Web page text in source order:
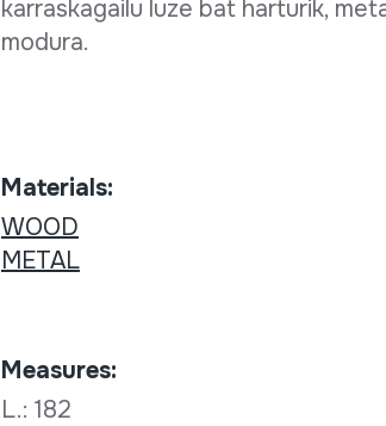
karraskagailu luze bat harturik,
modura.
Materials:
WOOD
METAL
Measures:
L.: 182